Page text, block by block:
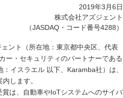
2019年3月6日
株式会社アズジェント
（JASDAQ・コード番号4288）
ント（所在地：東京都中央区、代表
ー・セキュリティのパートナーである
イスラエル 以下、Karamba社）は、
します。
は、自動車やIoTシステムへのサイバ